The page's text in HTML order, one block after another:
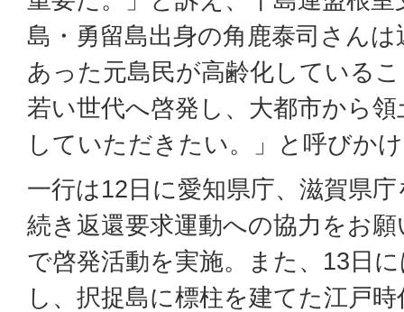
島・勇留島出身の角鹿泰司さん
あった元島民が高齢化している
若い世代へ啓発し、大都市から
していただきたい。」と呼びか
一行は12日に愛知県庁、滋賀県
続き返還要求運動への協力をお
で啓発活動を実施。また、13日
し、択捉島に標柱を建てた江戸